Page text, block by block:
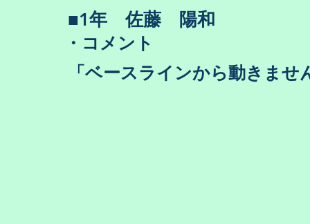
​■1年 佐藤 陽和
・コメント
「ベースラインから動きませ